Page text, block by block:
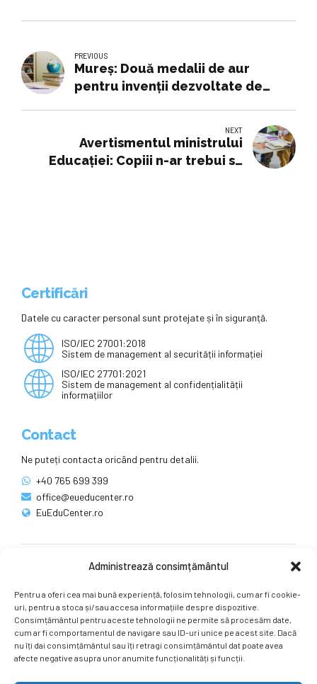
Administrează consimțământul
Pentru a oferi cea mai bună experiență, folosim tehnologii, cum ar fi cookie-
uri, pentru a stoca și/sau accesa informațiile despre dispozitive.
Consimțământul pentru aceste tehnologii ne permite să procesăm date,
cum ar fi comportamentul de navigare sau ID-uri unice pe acest site. Dacă
nu îți dai consimțământul sau îți retragi consimțământul dat poate avea
afecte negative asupra unor anumite funcționalități și funcții.
PREVIOUS
Mureș: Două medalii de aur
pentru invenții dezvoltate de
NEXT
Avertismentul ministrului
Educației: Copiii n-ar trebui să
Certificări
Datele cu caracter personal sunt protejate și în siguranță.
ISO/IEC 27001:2018
Sistem de management al securității informației
ISO/IEC 27701:2021
Sistem de management al confidențialității
informațiilor
Contact
Ne puteți contacta oricând pentru detalii.
+40 765 699 399
office@eueducenter.ro
EuEduCenter.ro
Ne puteți găsi și pe rețelele sociale.